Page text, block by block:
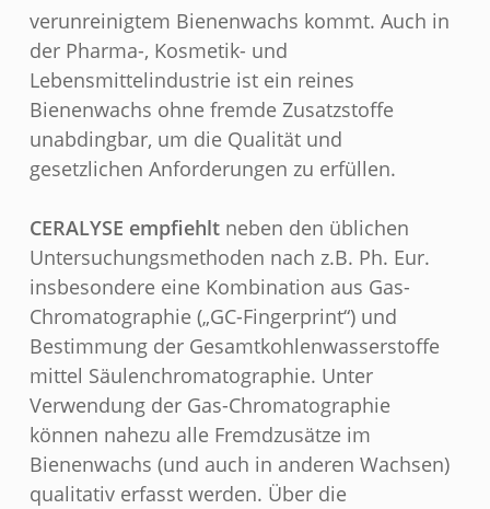
verunreinigtem Bienenwachs kommt. Auch in
der Pharma-, Kosmetik- und
Lebensmittelindustrie ist ein reines
Bienenwachs ohne fremde Zusatzstoffe
unabdingbar, um die Qualität und
gesetzlichen Anforderungen zu erfüllen.
CERALYSE empfiehltneben den üblichen
Untersuchungsmethoden nach z.B. Ph. Eur.
insbesondere eine Kombination aus Gas-
Chromatographie („GC-Fingerprint“) und
Bestimmung der Gesamtkohlenwasserstoffe
mittel Säulenchromatographie. Unter
Verwendung der Gas-Chromatographie
können nahezu alle Fremdzusätze im
Bienenwachs (und auch in anderen Wachsen)
qualitativ erfasst werden. Über die